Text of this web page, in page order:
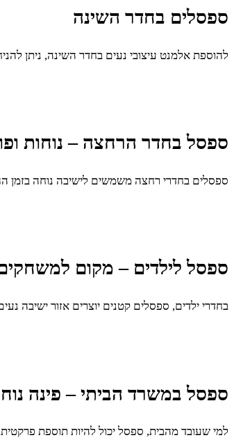
ספסלים בחדר השינה
להוספת אלמנט עיצובי נעים בחדר השינה, ניתן
ספסל בחדר הרחצה – נוחות
ספסלים בחדרי רחצה משמשים לישיבה נוחה בזמן
ספסל לילדים – מקום
בחדרי ילדים, ספסלים קטנים יוצרים אזור ישיבה
ספסל במשרד הביתי – פינה
למי שעובד מהבית, ספסל יכול להיות תוספת